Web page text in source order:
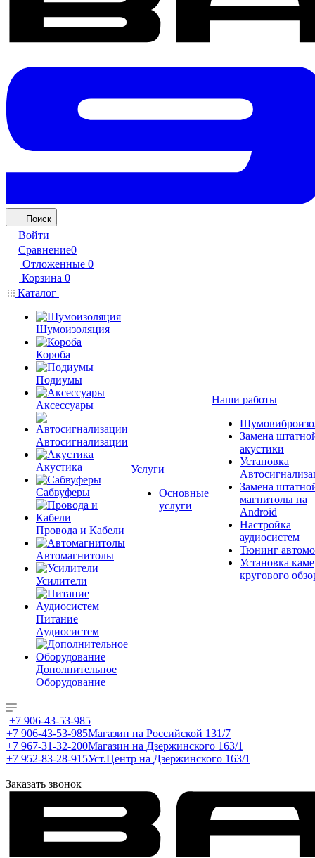
Поиск
Войти
Сравнение0
Отложенные 0
Корзина 0
Каталог
Шумоизоляция
Короба
Подиумы
Аксессуары
Автосигнализации
Акустика
Сабвуферы
Провода и Кабели
Автомагнитолы
Усилители
Питание
Аудиосистем
Дополнительное
Оборудование
Услуги
Основные
услуги
Наши работы
Замена
акустики
Установка
Замена
магнитолы на
Android
Настройка
аудиосистем
Тюнинг
Установка
кругового
+7 906-43-53-985
+7 906-43-53-985Магазин на Российской 131/7
+7 967-31-32-200Магазин на Дзержинского 163/1
+7 952-83-28-915Уст.Центр на Дзержинского 163/1
Заказать звонок